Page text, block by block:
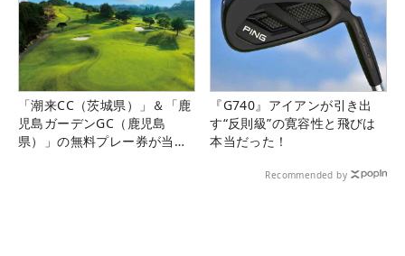
「潮来CC（茨城県）」＆「鹿
児島ガーデンGC（鹿児島
県）」の無料プレー券が当た
『G740』アイアンが引き出
す“反則級”の寛容性と飛びは
本当だった！
Recommended by